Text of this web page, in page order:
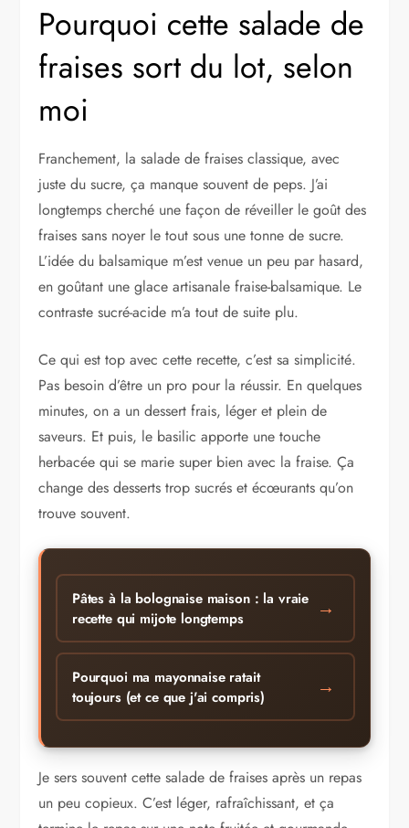
Pourquoi cette salade de
fraises sort du lot, selon
moi
Franchement, la salade de fraises classique, avec
juste du sucre, ça manque souvent de peps. J’ai
longtemps cherché une façon de réveiller le goût des
fraises sans noyer le tout sous une tonne de sucre.
L’idée du balsamique m’est venue un peu par hasard,
en goûtant une glace artisanale fraise-balsamique. Le
contraste sucré-acide m’a tout de suite plu.
Ce qui est top avec cette recette, c’est sa simplicité.
Pas besoin d’être un pro pour la réussir. En quelques
minutes, on a un dessert frais, léger et plein de
saveurs. Et puis, le basilic apporte une touche
herbacée qui se marie super bien avec la fraise. Ça
change des desserts trop sucrés et écœurants qu’on
trouve souvent.
Pâtes à la bolognaise maison : la vraie
recette qui mijote longtemps
→
Pourquoi ma mayonnaise ratait
toujours (et ce que j'ai compris)
→
Je sers souvent cette salade de fraises après un repas
un peu copieux. C’est léger, rafraîchissant, et ça